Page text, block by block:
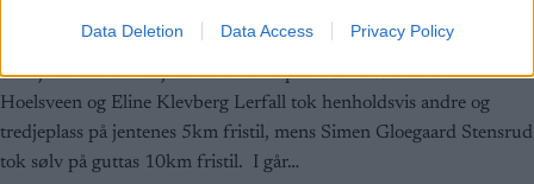
Data Deletion Data Access Privacy Policy
juniorlandskamp i Finland: To sølv og en bronse. Se fakta og
detaljer for Nordisk juniorlandskamp nederst i saken Malin
Hoelsveen og Eline Klevberg Lerfall tok henholdsvis andre og
tredjeplass på jentenes 5km fristil, mens Simen Gloegaard Stensrud
tok sølv på guttas 10km fristil. I går…